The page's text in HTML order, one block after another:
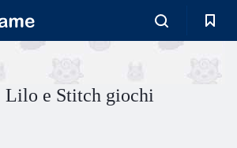
Lilo e Stitch giochi